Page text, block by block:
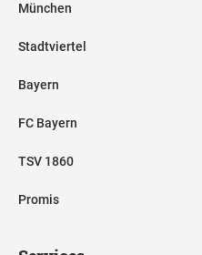
München
Stadtviertel
Bayern
FC Bayern
TSV 1860
Promis